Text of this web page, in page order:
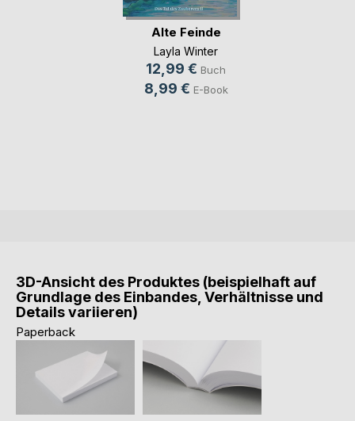
Alte Feinde
Layla Winter
12,99 € Buch
8,99 € E-Book
3D-Ansicht des Produktes (beispielhaft auf
Grundlage des Einbandes, Verhältnisse und
Details variieren)
Paperback